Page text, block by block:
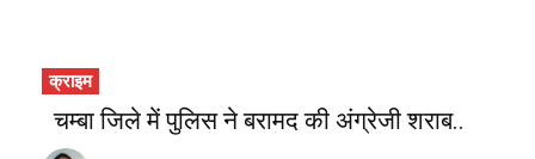
क्राइम
चम्बा जिले में पुलिस ने बरामद की अंग्रेजी शराब..